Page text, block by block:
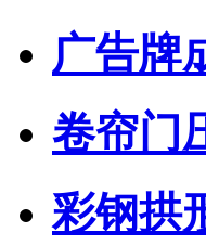
广告牌
卷帘门
彩钢拱